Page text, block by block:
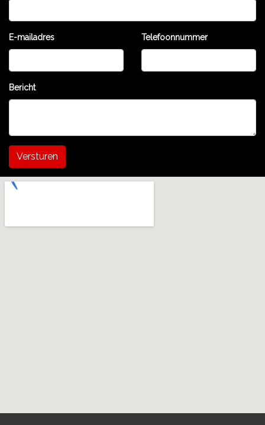
E-mailadres Telefoonnummer
Bericht
Versturen